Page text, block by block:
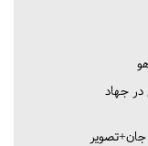
در جهاد